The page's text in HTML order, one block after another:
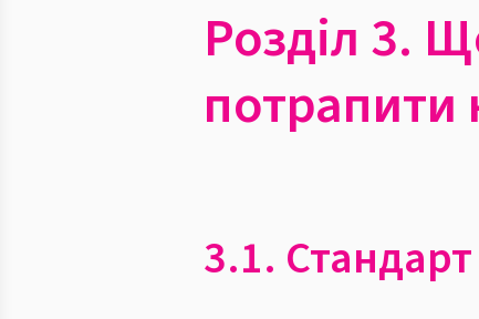
Розділ 3.
потрапити
3.1.